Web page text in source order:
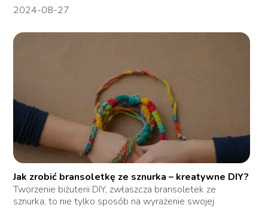
2024-08-27
Jak zrobić bransoletkę ze sznurka – kreatywne DIY?
Tworzenie biżuterii DIY, zwłaszcza bransoletek ze
sznurka, to nie tylko sposób na wyrażenie swojej